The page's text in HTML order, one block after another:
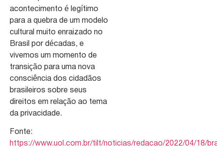
acontecimento é legítimo
para a quebra de um modelo
cultural muito enraizado no
Brasil por décadas, e
vivemos um momento de
transição para uma nova
consciência dos cidadãos
brasileiros sobre seus
direitos em relação ao tema
da privacidade.
Fonte:
https://www.uol.com.br/tilt/noticias/redacao/2022/04/18/